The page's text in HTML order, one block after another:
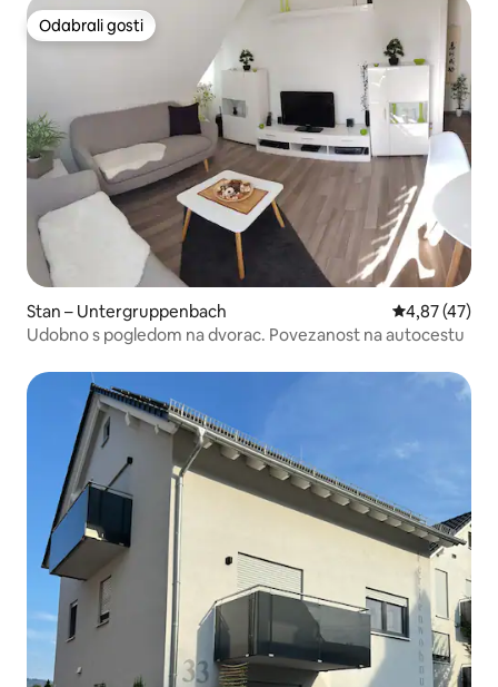
Odabrali gosti
Odabrali gosti
Stan – Untergruppenbach Prosječna
4,87 (47)
Udobno s pogledom na dvorac. Povezanost na autocestu